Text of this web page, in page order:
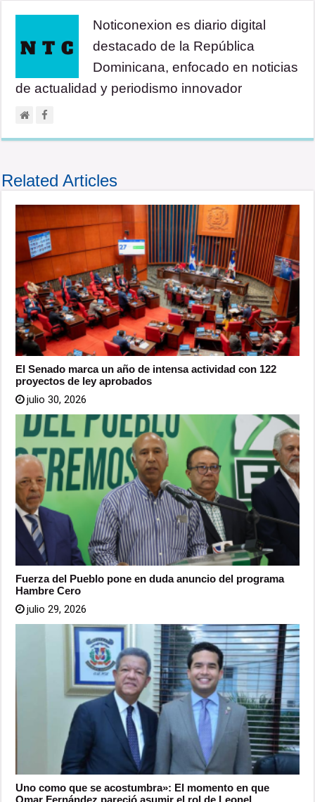
Noticonexion es diario digital
destacado de la República
Dominicana, enfocado en noticias
de actualidad y periodismo innovador
Related Articles
El Senado marca un año de intensa actividad con 122
proyectos de ley aprobados
julio 30, 2026
Fuerza del Pueblo pone en duda anuncio del programa
Hambre Cero
julio 29, 2026
Uno como que se acostumbra»: El momento en que